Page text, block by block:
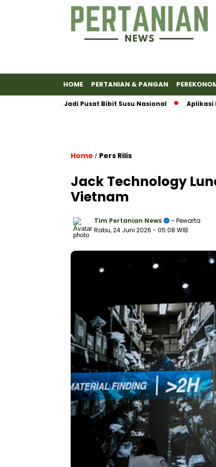
HOME PERTANIAN & PANGAN
Jadi Pusat Bibit Susu Nasional Aplikasi Emas
Home / Pers Rilis
Jack Technology
Vietnam
Tim Pertanian News
- Pewarta
Rabu, 24 Juni 2026 - 05:08 WIB